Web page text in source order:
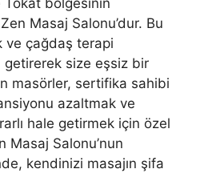
Tokat bölgesinin
Masaj Salonu’dur. Bu
ve çağdaş terapi
size eşsiz bir
masörler, sertifika sahibi
azaltmak ve
hale getirmek için özel
Masaj Salonu’nun
kendinizi masajın şifa